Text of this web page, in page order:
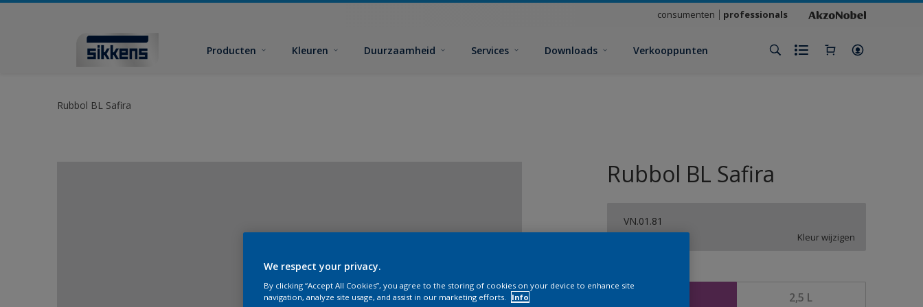
consumenten professionals
Producten Kleuren Duurzaamheid Services Downloads Verkooppunten
Rubbol BL Safira
Rubbol BL Safira
VN.01.81
Kleur wijzigen
2,5 L
We respect your privacy.
By clicking “Accept All Cookies”, you agree to the storing of cookies on your device to enhance site
navigation, analyze site usage, and assist in our marketing efforts.
Info